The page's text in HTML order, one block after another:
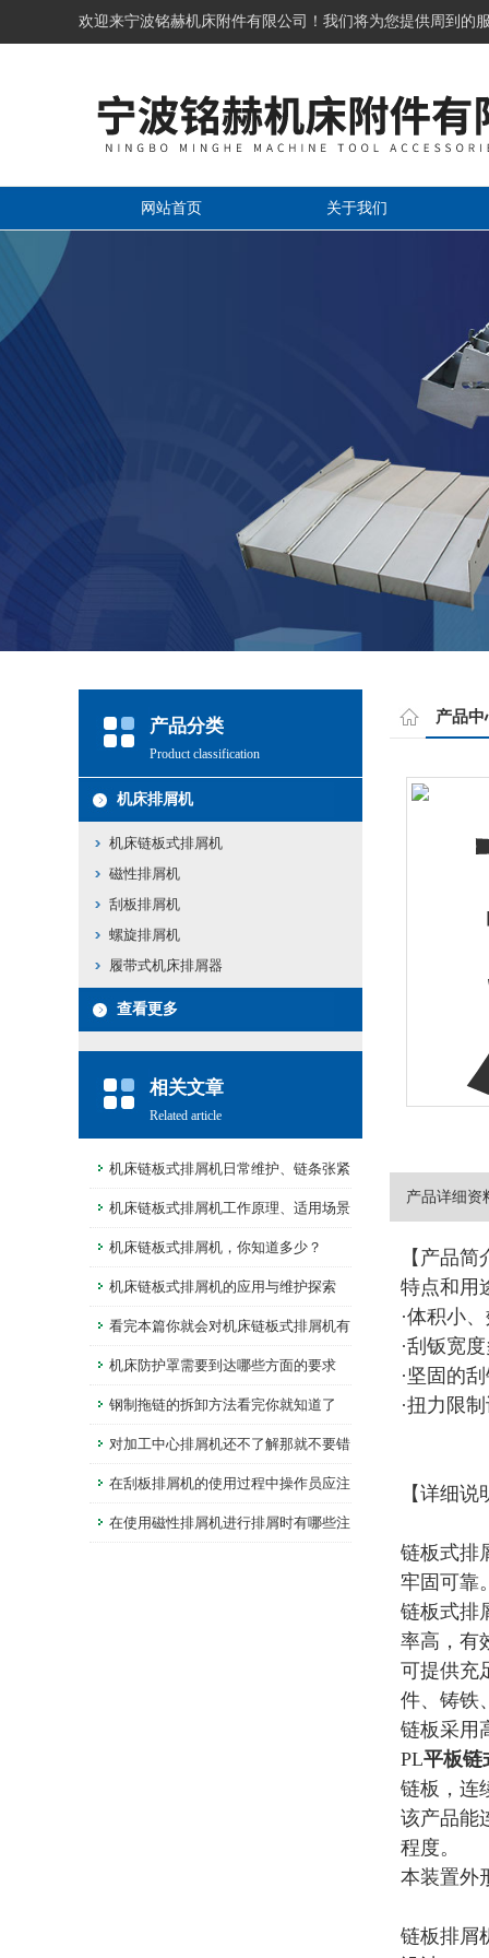
欢迎来宁波铭赫机床附件有限公司！我们将为您提供周到的
网站首页 关于我们
产品分类
Product classification
机床排屑机
机床链板式排屑机
磁性排屑机
刮板排屑机
螺旋排屑机
履带式机床排屑器
查看更多
相关文章
Related article
机床链板式排屑机日常维护、链条张紧
保养规范
机床链板式排屑机工作原理、适用场景
解析机床链板式排屑机，你知道多少？
机床链板式排屑机的应用与维护探索
看完本篇你就会对机床链板式排屑机有
更多了解
机床防护罩需要到达哪些方面的要求
钢制拖链的拆卸方法看完你就知道了
对加工中心排屑机还不了解那就不要错
过本篇了
在刮板排屑机的使用过程中操作员应注
意这些问题
在使用磁性排屑机进行排屑时有哪些注
产品中
产品详细资
【产品简
特点和用
·体积小
·刮钣宽
·坚固的
·扭力限
【详细说
链板式排
牢固可靠
链板式排
率高，有
可提供充
件、铸铁
链板采用
PL平板链
链板，连
该产品能
程度。
本装置外
链板排屑